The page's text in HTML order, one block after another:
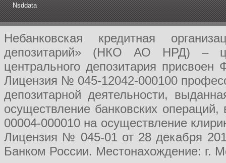
Nsddata
Небанковская кредитная
депозитарий» (НКО АО НРД) –
центрального депозитария
Лицензия № 045-12042-000100
депозитарной деятельности,
осуществление банковских
00004-000010 на осуществление
Лицензия № 045-01 от 28 декабря
Банком России. Местонахождение: г.